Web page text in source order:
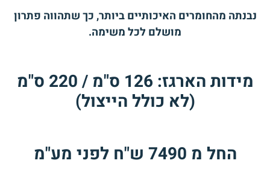
נבנתה מהחומרים האיכותיים ביותר, כך שתהווה פתרון
מושלם לכל משימה.
מידות הארגז: 126 ס"מ / 220 ס"מ
(לא כולל הייצול)
החל מ 7490 ש"ח לפני מע"מ